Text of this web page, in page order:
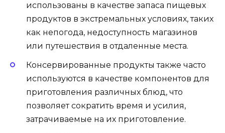
использованы в качестве запаса пищевых
продуктов в экстремальных условиях, таких
как непогода, недоступность магазинов
или путешествия в отдаленные места.
Консервированные продукты также часто
используются в качестве компонентов для
приготовления различных блюд, что
позволяет сократить время и усилия,
затрачиваемые на их приготовление.